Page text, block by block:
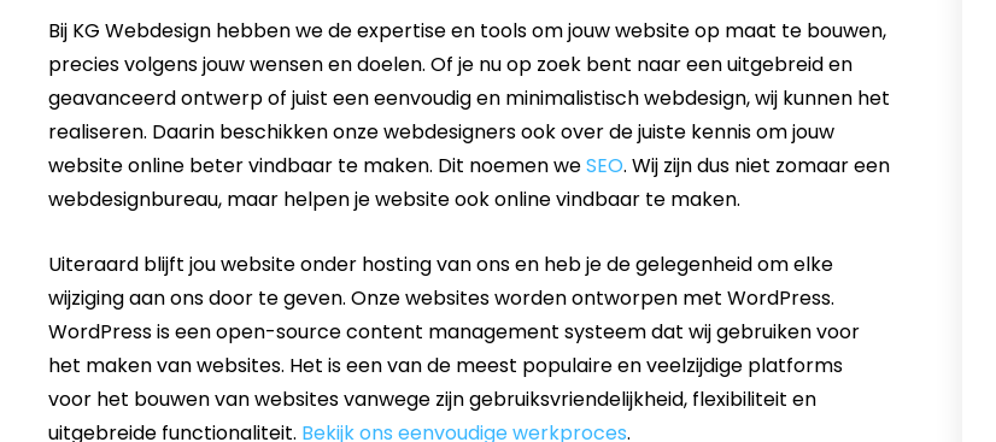
Bij KG Webdesign hebben we de expertise en tools om jouw website op maat te bouwen,
precies volgens jouw wensen en doelen. Of je nu op zoek bent naar een uitgebreid en
geavanceerd ontwerp of juist een eenvoudig en minimalistisch webdesign, wij kunnen het
realiseren. Daarin beschikken onze webdesigners ook over de juiste kennis om jouw
website online beter vindbaar te maken. Dit noemen weSEO. Wij zijn dus niet zomaar een
webdesignbureau, maar helpen je website ook online vindbaar te maken.
Uiteraard blijft jou website onder hosting van ons en heb je de gelegenheid om elke
wijziging aan ons door te geven. Onze websites worden ontworpen met WordPress.
WordPress is een open-source content management systeem dat wij gebruiken voor
het maken van websites. Het is een van de meest populaire en veelzijdige platforms
voor het bouwen van websites vanwege zijn gebruiksvriendelijkheid, flexibiliteit en
uitgebreide functionaliteit. Bekijk ons eenvoudige werkproces.